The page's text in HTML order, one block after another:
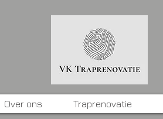
Over ons Traprenovatie